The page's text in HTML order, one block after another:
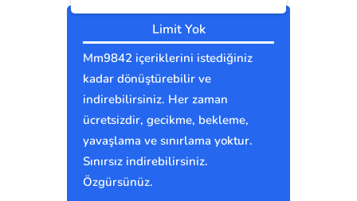
Limit Yok
Mm9842 içeriklerini istediğiniz
kadar dönüştürebilir ve
indirebilirsiniz. Her zaman
ücretsizdir, gecikme, bekleme,
yavaşlama ve sınırlama yoktur.
Sınırsız indirebilirsiniz.
Özgürsünüz.